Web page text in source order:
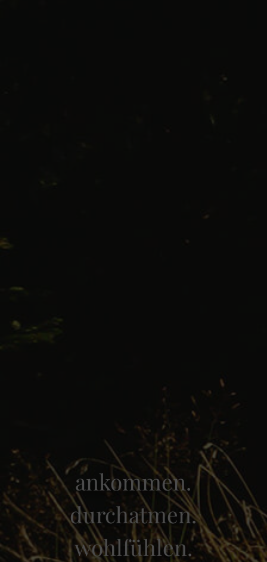
ankommen.
durchatmen.
wohlfühlen.